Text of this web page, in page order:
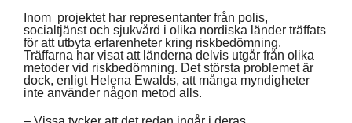
Inom projektet har representanter från polis,
socialtjänst och sjukvård i olika nordiska länder träffats
för att utbyta erfarenheter kring riskbedömning.
Träffarna har visat att länderna delvis utgår från olika
metoder vid riskbedömning. Det största problemet är
dock, enligt Helena Ewalds, att många myndigheter
inte använder någon metod alls.